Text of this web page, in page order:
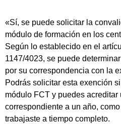
«Sí, se puede solicitar la
módulo de formación en los
Según lo establecido en el
1147/4023, se puede
por su correspondencia con la
Podrás solicitar esta exención
módulo FCT y puedes acreditar
correspondiente a un año,
trabajaste a tiempo completo.